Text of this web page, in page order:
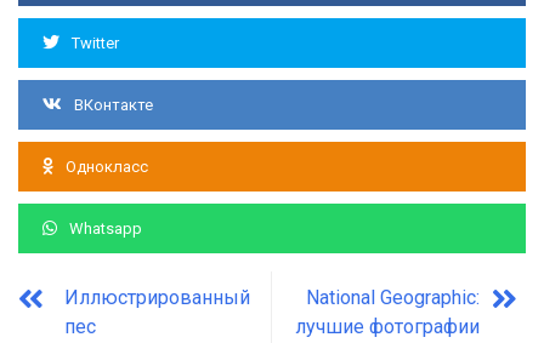
Twitter
ВКонтакте
Однокласс
Whatsapp
Иллюстрированный
пес
National Geographic:
лучшие фотографии